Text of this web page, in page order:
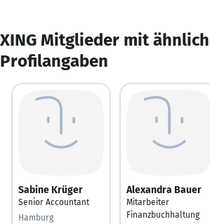
XING Mitglieder mit
Profilangaben
Sabine Krüger
Senior Accountant
Hamburg
Alexandra Bauer
Mitarbeiter
Finanzbuchhaltung